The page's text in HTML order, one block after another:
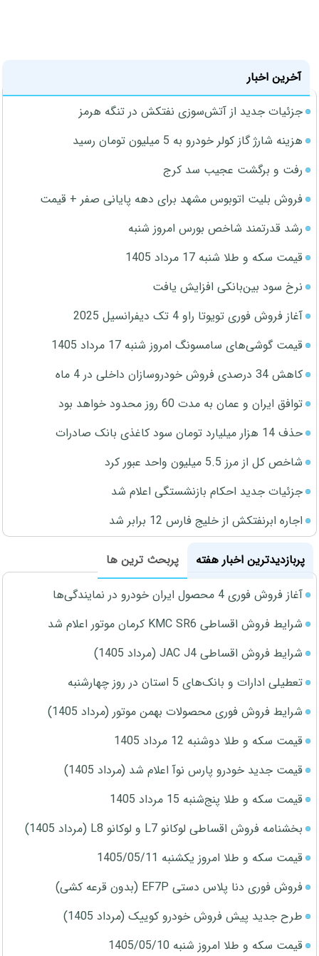
آخرین اخبار
جزئیات جدید از آتش‌سوزی نفتکش در تنگه هرمز
هزینه شارژ گاز کولر خودرو به 5 میلیون تومان رسید
رفت و برگشت عجیب سد کرج
فروش بلیت اتوبوس مشهد برای دهه پایانی صفر + قیمت
رشد قدرتمند شاخص بورس امروز شنبه
قیمت سکه و طلا شنبه 17 مرداد 1405
نرخ سود بین‌بانکی افزایش یافت
آغاز فروش فوری تویوتا راو 4 تک دیفرانسیل 2025
قیمت گوشی‌های سامسونگ امروز شنبه 17 مرداد 1405
کاهش 34 درصدی فروش خودروسازان داخلی در 4 ماه
توافق ایران و عمان به مدت 60 روز محدود خواهد بود
حذف 14 هزار میلیارد تومان سود کاغذی بانک صادرات
شاخص کل از مرز 5.5 میلیون واحد عبور کرد
جزئیات جدید احکام بازنشستگی اعلام شد
اجاره ابرنفتکش از خلیج فارس 12 برابر شد
پربازدیدترین اخبار هفته
پربحث ترین ها
آغاز فروش فوری 4 محصول ایران خودرو در نمایندگی‌ها
شرایط فروش اقساطی KMC SR6 کرمان موتور اعلام شد
شرایط فروش اقساطی JAC J4 (مرداد 1405)
تعطیلی ادارات و بانک‌های 5 استان در روز چهارشنبه
شرایط فروش فوری محصولات بهمن موتور (مرداد 1405)
قیمت سکه و طلا دوشنبه 12 مرداد 1405
قیمت جدید خودرو پارس نوآ اعلام شد (مرداد 1405)
قیمت سکه و طلا پنج‌شنبه 15 مرداد 1405
بخشنامه فروش اقساطی لوکانو L7 و لوکانو L8 (مرداد 1405)
قیمت سکه و طلا امروز یکشنبه 1405/05/11
فروش فوری دنا پلاس دستی EF7P (بدون قرعه کشی)
طرح جدید پیش فروش خودرو کوییک (مرداد 1405)
قیمت سکه و طلا امروز شنبه 1405/05/10